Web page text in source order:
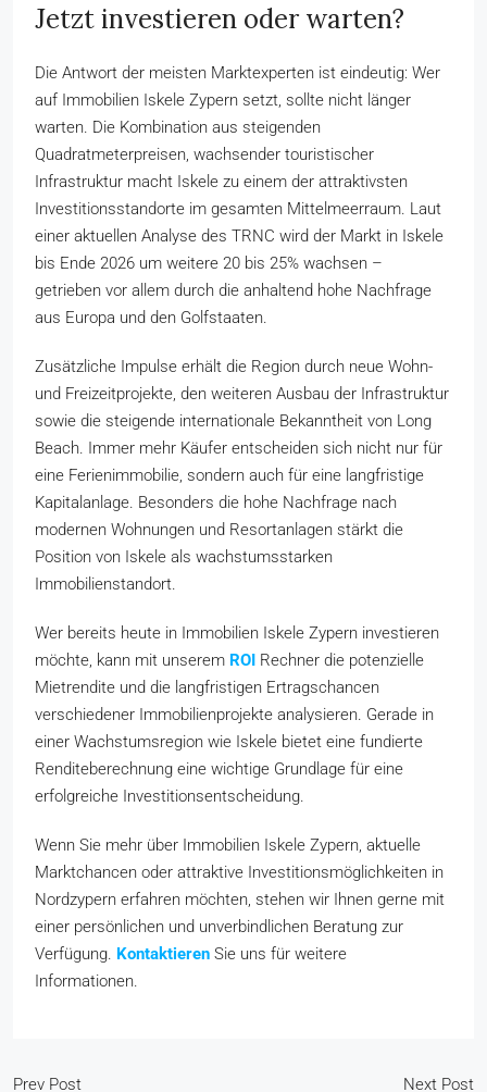
Jetzt investieren oder warten?
Die Antwort der meisten Marktexperten ist eindeutig: Wer
auf Immobilien Iskele Zypern setzt, sollte nicht länger
warten. Die Kombination aus steigenden
Quadratmeterpreisen, wachsender touristischer
Infrastruktur macht Iskele zu einem der attraktivsten
Investitionsstandorte im gesamten Mittelmeerraum. Laut
einer aktuellen Analyse des TRNC wird der Markt in Iskele
bis Ende 2026 um weitere 20 bis 25% wachsen –
getrieben vor allem durch die anhaltend hohe Nachfrage
aus Europa und den Golfstaaten.
Zusätzliche Impulse erhält die Region durch neue Wohn-
und Freizeitprojekte, den weiteren Ausbau der Infrastruktur
sowie die steigende internationale Bekanntheit von Long
Beach. Immer mehr Käufer entscheiden sich nicht nur für
eine Ferienimmobilie, sondern auch für eine langfristige
Kapitalanlage. Besonders die hohe Nachfrage nach
modernen Wohnungen und Resortanlagen stärkt die
Position von Iskele als wachstumsstarken
Immobilienstandort.
Wer bereits heute in Immobilien Iskele Zypern investieren
möchte, kann mit unserem ROI Rechner die potenzielle
Mietrendite und die langfristigen Ertragschancen
verschiedener Immobilienprojekte analysieren. Gerade in
einer Wachstumsregion wie Iskele bietet eine fundierte
Renditeberechnung eine wichtige Grundlage für eine
erfolgreiche Investitionsentscheidung.
Wenn Sie mehr über Immobilien Iskele Zypern, aktuelle
Marktchancen oder attraktive Investitionsmöglichkeiten in
Nordzypern erfahren möchten, stehen wir Ihnen gerne mit
einer persönlichen und unverbindlichen Beratung zur
Verfügung. Kontaktieren Sie uns für weitere
Informationen.
Prev Post Next Post